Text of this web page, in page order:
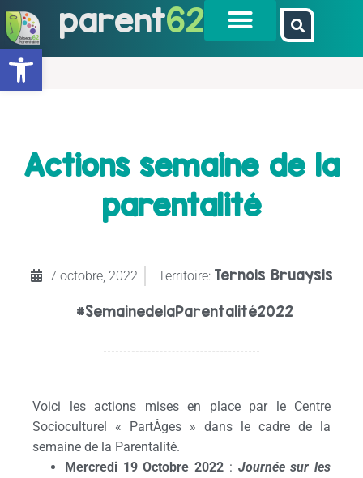
Ouvrir la barre d’outils
parent62
Actions semaine de la
parentalité
7 octobre, 2022 Territoire: Ternois Bruaysis
#SemainedelaParentalité2022
Voici les actions mises en place par le Centre
Socioculturel « PartÂges » dans le cadre de la
semaine de la Parentalité.
Mercredi 19 Octobre 2022 : Journée sur les